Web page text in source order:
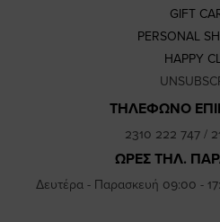
GIFT
PERSONAL
HAPPY
ΤΗΛΕΦΩΝΟ
2310 222 747/
ΩΡΕΣ ΤΗΛ.
Δευτέρα - Παρασκευή 09:00 -